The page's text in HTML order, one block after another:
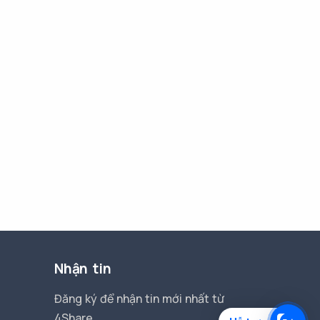
Nhận tin
Đăng ký để nhận tin mới nhất từ